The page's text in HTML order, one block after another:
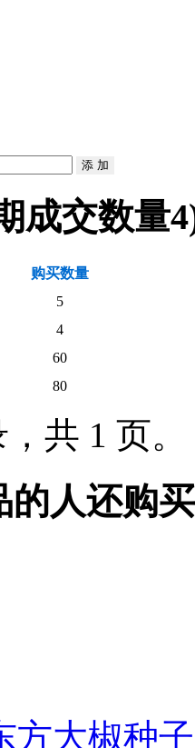
成交数量4
购买数量
5
4
60
80
，共 1 页。
的人还购
方大椒种